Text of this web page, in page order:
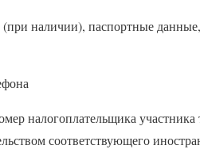
наличии), паспортные
налогоплательщика участника
соответствующего